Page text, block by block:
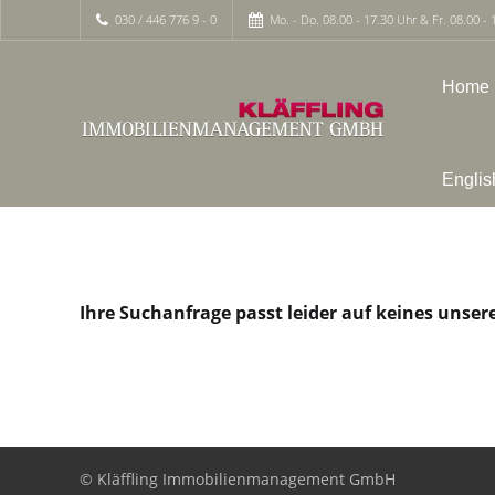
030 / 446 776 9 - 0 Mo. - Do. 08.00 - 17.30 Uhr & Fr. 08.00 -
Home
Ihre Suchanfrage passt leider auf keines
© Kläffling Immobilienmanagement GmbH